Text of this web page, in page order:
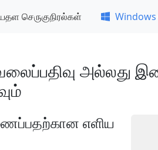
செருகுநிரல்கள் Windows
அல்லது
எளிய